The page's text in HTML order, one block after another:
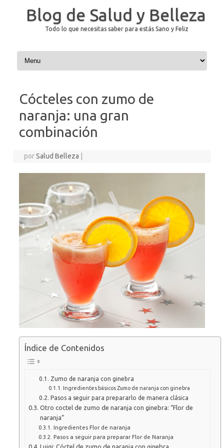
Blog de Salud y Belleza
Todo lo que necesitas saber para estás Sano y Feliz
Saltar al contenido
Cócteles con zumo de
naranja: una gran
combinación
porSalud Belleza
Índice de Contenidos
Zumo de naranja con ginebra
Ingredientes básicos Zumo de naranja con ginebra
Pasos a seguir para prepararlo de manera clásica
Otro coctel de zumo de naranja con ginebra: “Flor de
naranja”
Ingredientes Flor de naranja
Pasos a seguir para preparar Flor de Naranja
Luigi: Cóctel de zumo de naranja con ginebra